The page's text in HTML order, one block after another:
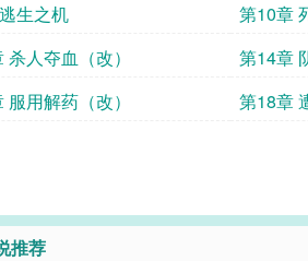
生之机
第10章
杀人夺血（改）
第14章
服用解药（改）
第18章
推荐